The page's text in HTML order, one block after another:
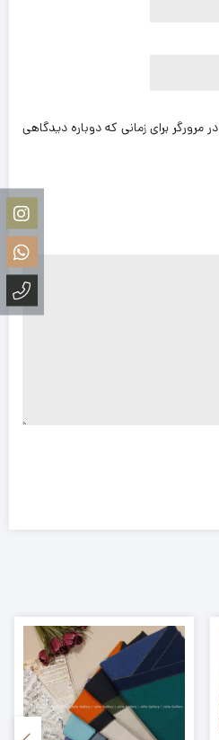
برای زمانی که دوباره دیدگاهی